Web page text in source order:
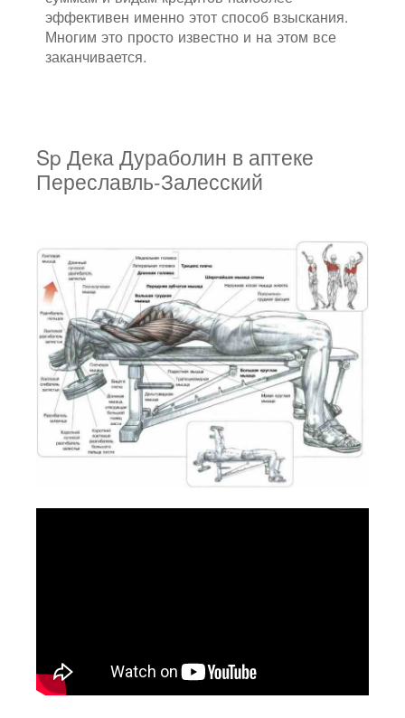
эффективен именно этот способ взыскания.
Многим это просто известно и на этом все
заканчивается.
Sp Дека Дураболин в аптеке
Переславль-Залесский